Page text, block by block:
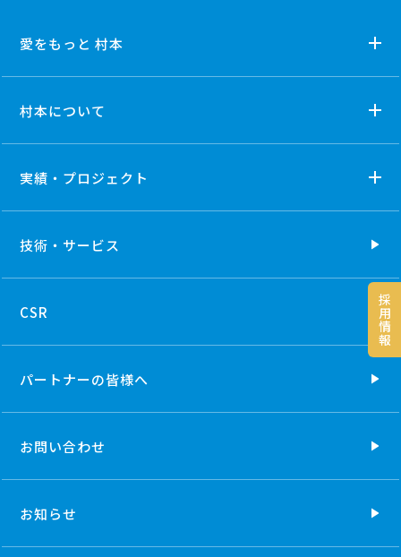
採
用
情
報
愛をもっと 村本
村本について
実績・プロジェクト
技術・ サービス
CSR
パートナーの皆様へ
お問い合わせ
お知らせ